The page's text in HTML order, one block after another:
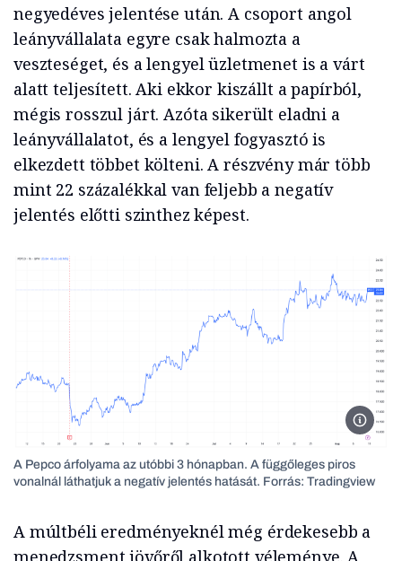
negyedéves jelentése után. A csoport angol
leányvállalata egyre csak halmozta a
veszteséget, és a lengyel üzletmenet is a várt
alatt teljesített. Aki ekkor kiszállt a papírból,
mégis rosszul járt. Azóta sikerült eladni a
leányvállalatot, és a lengyel fogyasztó is
elkezdett többet költeni. A részvény már több
mint 22 százalékkal van feljebb a negatív
jelentés előtti szinthez képest.
A
A Pepco árfolyama az utóbbi 3 hónapban. A függőleges piros
vonalnál láthatjuk a negatív jelentés hatását. Forrás: Tradingview
A múltbéli eredményeknél még érdekesebb a
menedzsment jövőről alkotott véleménye. A